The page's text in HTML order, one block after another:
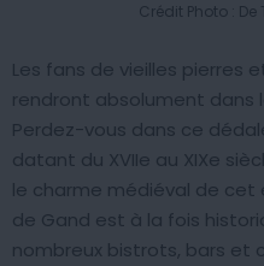
Crédit Photo :
Les fans de vieilles pierres
rendront absolument dans
Perdez-vous dans ce
datant du XVIIe au XIXe
le charme médiéval de cet
de Gand est à la fois
nombreux bistrots, bars et